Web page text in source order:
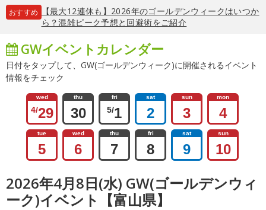
おすすめ
【最大12連休も】2026年のゴールデンウィークはいつか
ら？混雑ピーク予想と回避術をご紹介
GWイベントカレンダー
日付をタップして、GW(ゴールデンウィーク)に開催されるイベント
情報をチェック
wed
4/29
thu
30
fri
5/1
sat
2
sun
3
mon
4
tue
5
wed
6
thu
7
fri
8
sat
9
sun
10
2026年4月8日(水) GW(ゴールデンウィ
ーク)イベント【富山県】